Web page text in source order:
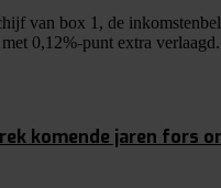
van box 1, de
0,12%-punt extra
komende jaren fors